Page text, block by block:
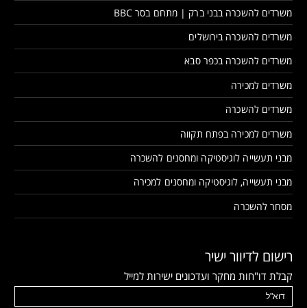
משרדים להשכרה בבני ברק | מתחם בסר BBC
משרדים להשכרה בירושלים
משרדים להשכרה בכפר סבא
משרדים למכירה
משרדים להשכרה
משרדים למכירה בפתח תקווה
מבני תעשייה לוגיסטיקה ומחסנים להשכרה
מבני תעשייה, לוגיסטיקה ומחסנים למכירה
מסחר להשכרה
רישום לדיוור ישיר
קבלת דו"חות מחקר ועדכונים ישירות למייל